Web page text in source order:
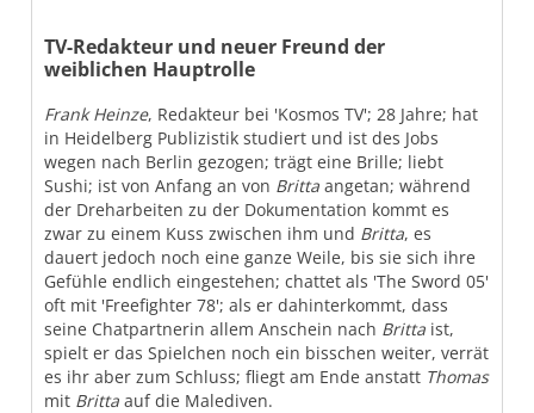
TV-Redakteur und neuer Freund der
weiblichen Hauptrolle
Frank Heinze, Redakteur bei 'Kosmos TV'; 28 Jahre; hat
in Heidelberg Publizistik studiert und ist des Jobs
wegen nach Berlin gezogen; trägt eine Brille; liebt
Sushi; ist von Anfang an von Britta angetan; während
der Dreharbeiten zu der Dokumentation kommt es
zwar zu einem Kuss zwischen ihm und Britta, es
dauert jedoch noch eine ganze Weile, bis sie sich ihre
Gefühle endlich eingestehen; chattet als 'The Sword 05'
oft mit 'Freefighter 78'; als er dahinterkommt, dass
seine Chatpartnerin allem Anschein nach Britta ist,
spielt er das Spielchen noch ein bisschen weiter, verrät
es ihr aber zum Schluss; fliegt am Ende anstatt Thomas
mit Britta auf die Malediven.